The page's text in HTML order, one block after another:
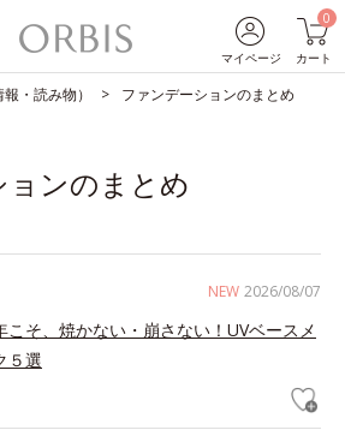
マイページ
0
カート
・読み物） ファンデーションのまとめ
ンのまとめ
NEW 2026/08/07
こそ、焼かない・崩さない！UVベースメ
５選